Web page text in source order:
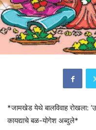
*जामखेड येथे बालविवाह रोखला:
कायद्याचे बळ-योगेश अब्दुले*